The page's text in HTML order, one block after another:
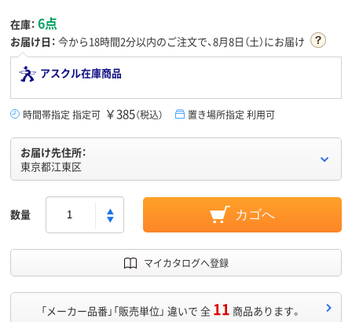
在庫： 6点
お届け日： 今から18時間2分以内のご注文で、8月8日（土）にお届け
アスクル在庫商品
時間帯指定 指定可 ￥385（税込） 置き場所指定 利用可
お届け先住所：
東京都江東区
数量 カゴへ
マイカタログへ登録
「メーカー品番」「販売単位」 違いで 全 11 商品あります。